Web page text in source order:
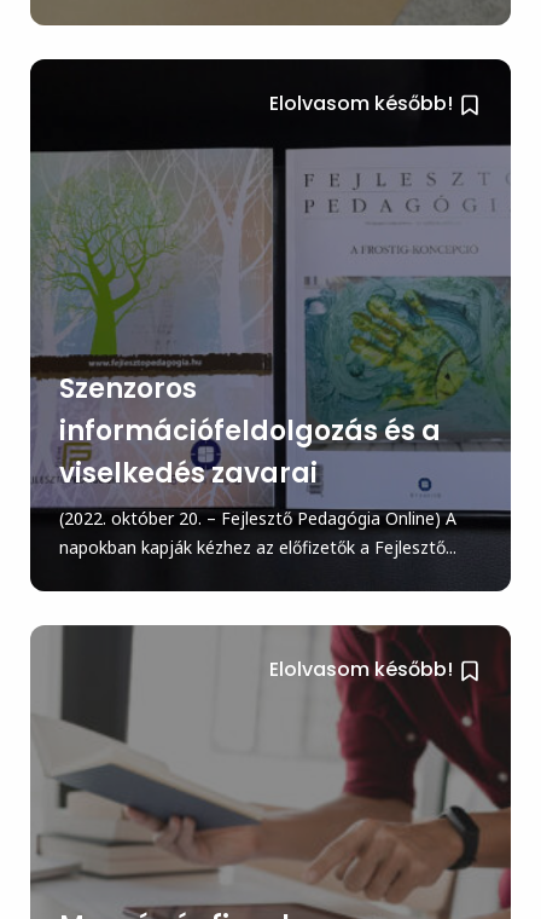
Elolvasom később!
Szenzoros
információfeldolgozás és a
viselkedés zavarai
(2022. október 20. – Fejlesztő Pedagógia Online) A
napokban kapják kézhez az előfizetők a Fejlesztő...
Elolvasom később!